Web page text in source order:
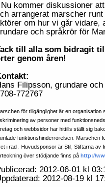
kommer diskussioner
arrangerat marscher
om hur vi går vidare,
och språkrör för
till alla som bidragit
genom åren!
Filipsson, grundare
772767
för tillgänglighet är en
av personer med
och webbsidor har hittills ställt sig
funktionshinderrörelsen. Marschen
i rad . Huvudsponsor är Stil, Stiftarna av
över stödjande finns på http://
2012-06-01 kl
2012-08-19 kl